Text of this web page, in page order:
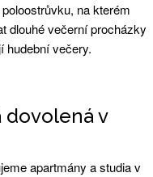
na kterém
dlouhé večerní procházky
hudební večery.
dovolená v
apartmány a studia v